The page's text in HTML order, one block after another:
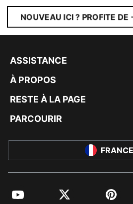
NOUVEAU ICI ? PROFITE DE
ASSISTANCE
À PROPOS
RESTE À LA PAGE
PARCOURIR
FRANCE
YouTube Twitter Pinterest